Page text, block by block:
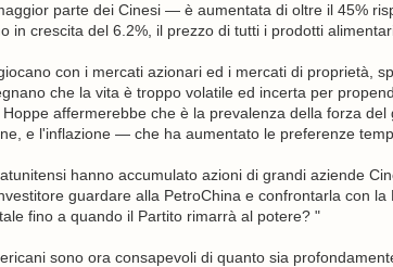
parte dei Cinesi — è aumentata di oltre il 45%
in crescita del 6.2%, il prezzo di tutti i prodotti
con i mercati azionari ed i mercati di proprietà,
che la vita è troppo volatile ed incerta per
affermerebbe che è la prevalenza della forza
e l'inflazione — che ha aumentato le preferenze
hanno accumulato azioni di grandi aziende
guardare alla PetroChina e confrontarla con
fino a quando il Partito rimarrà al potere? "
sono ora consapevoli di quanto sia